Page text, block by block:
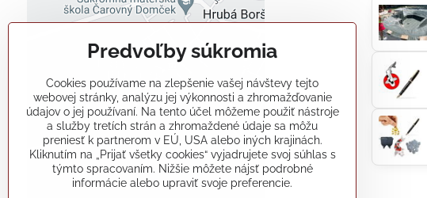
Externý obsah je blokovaný
Prajete si načítať externý obsah?
Povoliť tentokrát
Povoliť a zapamätať - súhlas s
druhom cookie: Funkčné
Otvoriť obsah v novom okne
Predvoľby súkromia
Cookies používame na zlepšenie vašej návštevy tejto
webovej stránky, analýzu jej výkonnosti a zhromažďovanie
údajov o jej používaní. Na tento účel môžeme použiť nástroje
a služby tretích strán a zhromaždené údaje sa môžu
preniesť k partnerom v EÚ, USA alebo iných krajinách.
Kliknutím na „Prijať všetky cookies“ vyjadrujete svoj súhlas s
týmto spracovaním. Nižšie môžete nájsť podrobné
informácie alebo upraviť svoje preferencie.